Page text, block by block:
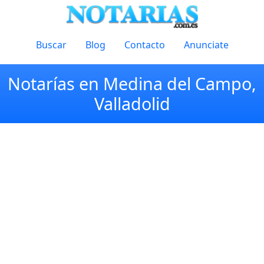
Buscar Blog Contacto Anunciate
Notarías en Medina del Campo,
Valladolid